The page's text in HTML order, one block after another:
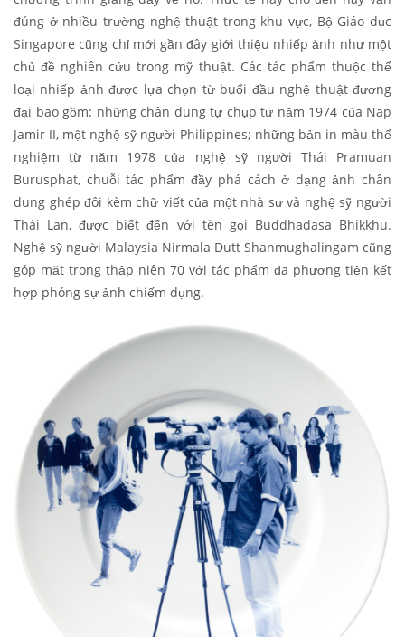
đúng ở nhiều trường nghệ thuật trong khu vực, Bộ Giáo dục
Singapore cũng chỉ mới gần đây giới thiệu nhiếp ảnh như một
chủ đề nghiên cứu trong mỹ thuật. Các tác phẩm thuộc thể
loại nhiếp ảnh được lựa chọn từ buổi đầu nghệ thuật đương
đại bao gồm: những chân dung tự chụp từ năm 1974 của Nap
Jamir II, một nghệ sỹ người Philippines; những bản in màu thể
nghiệm từ năm 1978 của nghệ sỹ người Thái Pramuan
Burusphat, chuỗi tác phẩm đầy phá cách ở dạng ảnh chân
dung ghép đôi kèm chữ viết của một nhà sư và nghệ sỹ người
Thái Lan, được biết đến với tên gọi Buddhadasa Bhikkhu.
Nghệ sỹ người Malaysia Nirmala Dutt Shanmughalingam cũng
góp mặt trong thập niên 70 với tác phẩm đa phương tiện kết
hợp phóng sự ảnh chiếm dụng.